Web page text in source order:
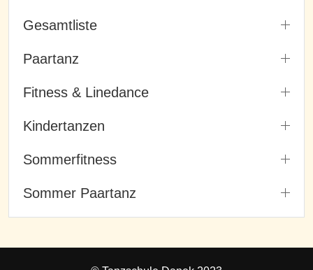
Gesamtliste
Paartanz
Fitness & Linedance
Kindertanzen
Sommerfitness
Sommer Paartanz